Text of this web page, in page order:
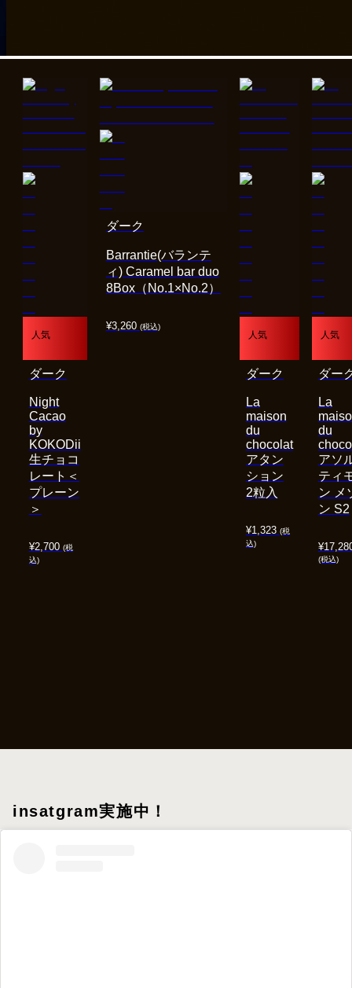
人気
¥2,700 (税
込)
Night
Cacao
by
KOKODii
生チョコ
レート＜
プレーン
＞
ダーク
¥3,260 (税込)
Barrantie(バランテ
ィ) Caramel bar duo
8Box（No.1×No.2）
ダーク
人気
¥1,323 (税
込)
La
maison
du
chocolat
アタン
ション
2粒入
ダーク
人気
¥
(税込)
La
du
アソ
ティ
ン メ
ン S2
ダー
insatgram実施中！